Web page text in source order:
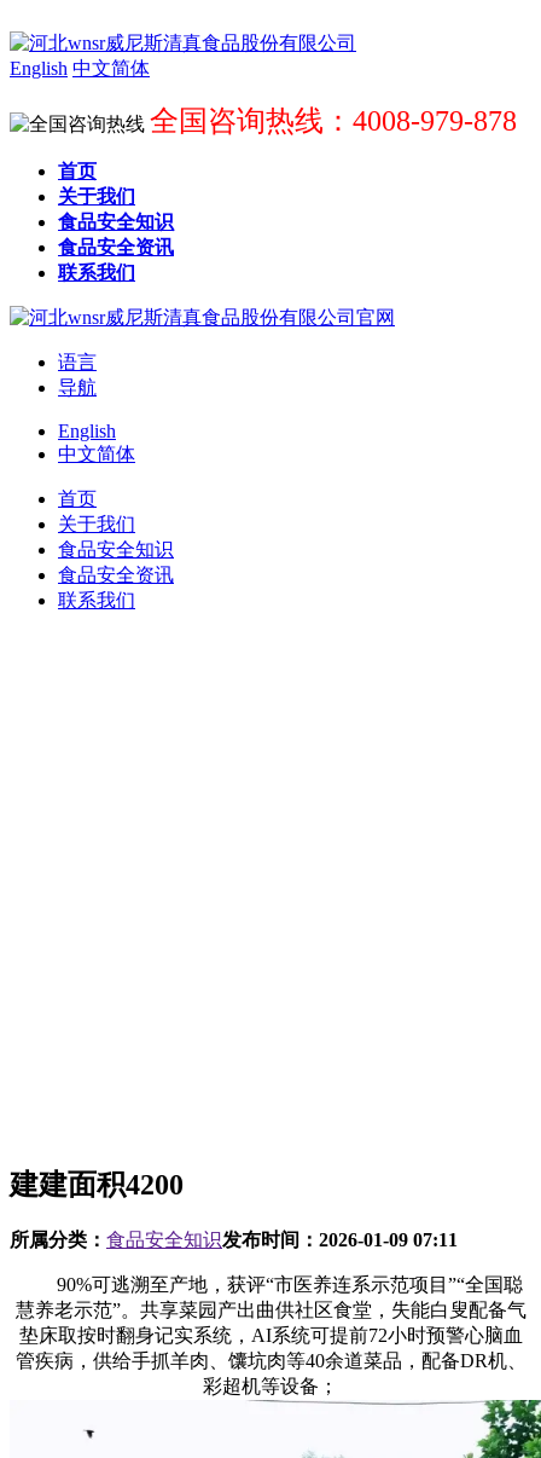
English 中文简体
全国咨询热线：4008-979-878
首页
关于我们
食品安全知识
食品安全资讯
联系我们
语言
导航
English
中文简体
首页
关于我们
食品安全知识
食品安全资讯
联系我们
建建面积4200
所属分类： 食品安全知识发布时间： 2026-01-09 07:11
90%可逃溯至产地，获评“市医养连系示范项目”“全国聪
慧养老示范”。共享菜园产出曲供社区食堂，失能白叟配备气
垫床取按时翻身记实系统，AI系统可提前72小时预警心脑血
管疾病，供给手抓羊肉、馕坑肉等40余道菜品，配备DR机、
彩超机等设备；